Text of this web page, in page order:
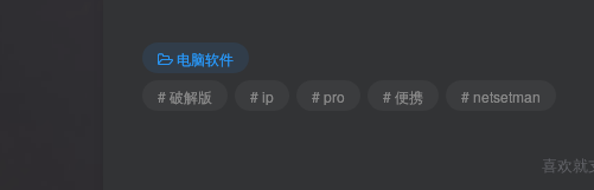
电脑软件
# 破解版
# ip # pro # 便携 # netsetman
喜欢就